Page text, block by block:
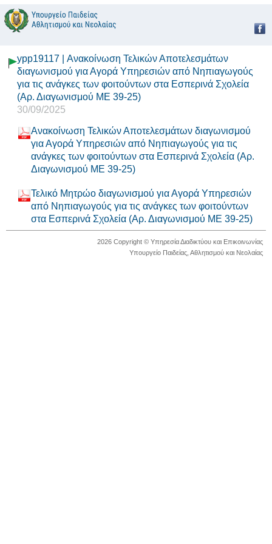
ypp19117 | Ανακοίνωση Τελικών Αποτελεσμάτων
διαγωνισμού για Αγορά Υπηρεσιών από Νηπιαγωγούς
για τις ανάγκες των φοιτούντων στα Εσπερινά Σχολεία
(Αρ. Διαγωνισμού ΜΕ 39-25)
30/09/2025
Ανακοίνωση Τελικών Αποτελεσμάτων διαγωνισμού
για Αγορά Υπηρεσιών από Νηπιαγωγούς για τις
ανάγκες των φοιτούντων στα Εσπερινά Σχολεία (Αρ.
Διαγωνισμού ΜΕ 39-25)
Τελικό Μητρώο διαγωνισμού για Αγορά Υπηρεσιών
από Νηπιαγωγούς για τις ανάγκες των φοιτούντων
στα Εσπερινά Σχολεία (Αρ. Διαγωνισμού ΜΕ 39-25)
2026 Copyright © Υπηρεσία Διαδικτύου και Επικοινωνίας
Υπουργείο Παιδείας, Αθλητισμού και Νεολαίας